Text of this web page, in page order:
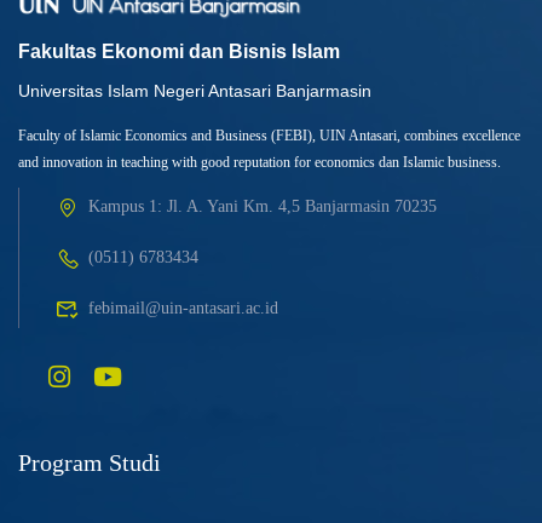
Fakultas Ekonomi dan Bisnis Islam
Universitas Islam Negeri Antasari Banjarmasin
Faculty of Islamic Economics and Business (FEBI), UIN Antasari, combines excellence
and innovation in teaching with good reputation for economics dan Islamic business.
Kampus 1: Jl. A. Yani Km. 4,5 Banjarmasin 70235
(0511) 6783434
febimail@uin-antasari.ac.id
Program Studi